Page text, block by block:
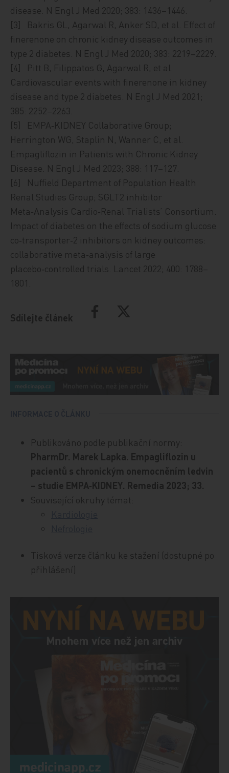
disease. N Engl J Med 2020; 383: 1436–1446.
[3] Bakris GL, Agarwal R, Anker SD, et al. Effect of
finerenone on chronic kidney disease outcomes in
type 2 diabetes. N Engl J Med 2020; 383: 2219–2229.
[4] Pitt B, Filippatos G, Agarwal R, et al.
Cardiovascular events with finerenone in kidney
disease and type 2 diabetes. N Engl J Med 2021;
385: 2252–2263.
[5] EMPA‑KIDNEY Collaborative Group;
Herrington WG, Staplin N, Wanner C, et al.
Empagliflozin in Patients with Chronic Kidney
Disease. N Engl J Med 2023; 388: 117–127.
[6] Nuffield Department of Population Health
Renal Studies Group; SGLT2 inhibitor
Meta‑Analysis Cardio‑Renal Trialists’ Consortium.
Impact of diabetes on the effects of sodium glucose
co‑transporter‑2 inhibitors on kidney outcomes:
collaborative meta‑analysis of large
placebo‑controlled trials. Lancet 2022; 400: 1788–
1801.
Sdílejte článek
Publikováno podle publikační normy:
PharmDr. Marek Lapka. Empagliflozin u
pacientů s chronickým onemocněním ledvin
– studie EMPA‑KIDNEY. Remedia 2023; 33.
Související okruhy témat:
Tisková verze článku ke stažení (dostupné po
přihlášení)